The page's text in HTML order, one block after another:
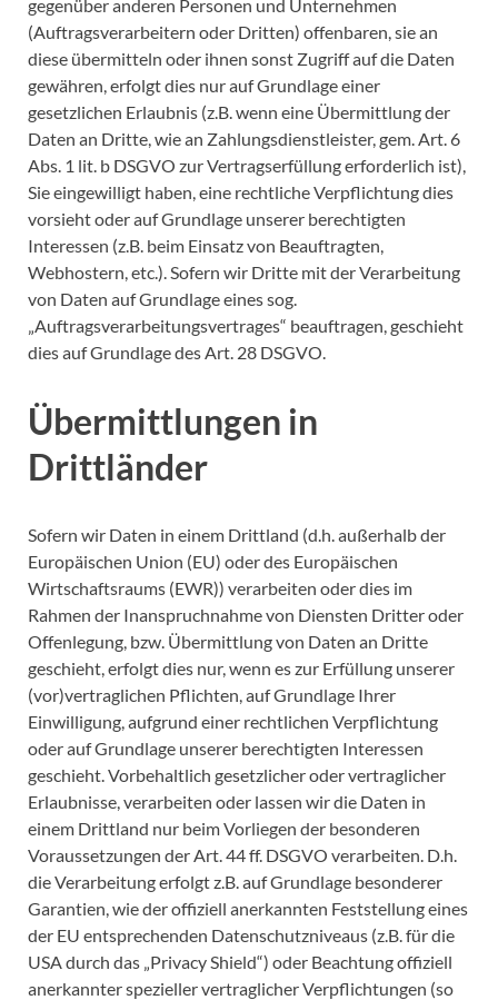
gegenüber anderen Personen und Unternehmen
(Auftragsverarbeitern oder Dritten) offenbaren, sie an
diese übermitteln oder ihnen sonst Zugriff auf die Daten
gewähren, erfolgt dies nur auf Grundlage einer
gesetzlichen Erlaubnis (z.B. wenn eine Übermittlung der
Daten an Dritte, wie an Zahlungsdienstleister, gem. Art. 6
Abs. 1 lit. b DSGVO zur Vertragserfüllung erforderlich ist),
Sie eingewilligt haben, eine rechtliche Verpflichtung dies
vorsieht oder auf Grundlage unserer berechtigten
Interessen (z.B. beim Einsatz von Beauftragten,
Webhostern, etc.). Sofern wir Dritte mit der Verarbeitung
von Daten auf Grundlage eines sog.
„Auftragsverarbeitungsvertrages“ beauftragen, geschieht
dies auf Grundlage des Art. 28 DSGVO.
Übermittlungen in
Drittländer
Sofern wir Daten in einem Drittland (d.h. außerhalb der
Europäischen Union (EU) oder des Europäischen
Wirtschaftsraums (EWR)) verarbeiten oder dies im
Rahmen der Inanspruchnahme von Diensten Dritter oder
Offenlegung, bzw. Übermittlung von Daten an Dritte
geschieht, erfolgt dies nur, wenn es zur Erfüllung unserer
(vor)vertraglichen Pflichten, auf Grundlage Ihrer
Einwilligung, aufgrund einer rechtlichen Verpflichtung
oder auf Grundlage unserer berechtigten Interessen
geschieht. Vorbehaltlich gesetzlicher oder vertraglicher
Erlaubnisse, verarbeiten oder lassen wir die Daten in
einem Drittland nur beim Vorliegen der besonderen
Voraussetzungen der Art. 44 ff. DSGVO verarbeiten. D.h.
die Verarbeitung erfolgt z.B. auf Grundlage besonderer
Garantien, wie der offiziell anerkannten Feststellung eines
der EU entsprechenden Datenschutzniveaus (z.B. für die
USA durch das „Privacy Shield“) oder Beachtung offiziell
anerkannter spezieller vertraglicher Verpflichtungen (so